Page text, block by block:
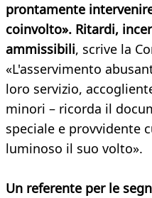
prontamente
coinvolto». Ritardi,
ammissibili, scrive la
«L'asservimento
loro servizio,
minori – ricorda il
speciale e provvidente
luminoso il suo volto».
Un referente per le